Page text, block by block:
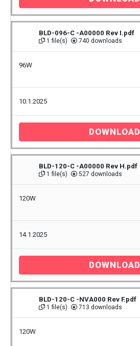
BLD-096-C -A00000 Rev I.pdf
1 file(s) 740 downloads
96W
10.1.2025
DOWNLOAD
BLD-120-C -A00000 Rev H.pdf
1 file(s) 527 downloads
120W
14.1.2025
DOWNLOAD
BLD-120-C -NVA000 Rev F.pdf
1 file(s) 713 downloads
120W